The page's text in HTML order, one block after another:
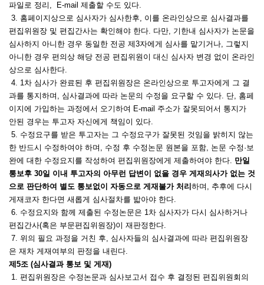
파일로 정리, E-mail 제출할 수도 있다.
3. 홈페이지상으로 심사자가 심사한후, 이를 온라인상으로 심사결과를
편집위원장 및 편집간사는 확인해야 한다. 다만, 기한내 심사자가 논문을
심사하지 아니한 경우 동일한 전공 제3자에게 심사를 맡기거나, 그렇지
아니한 경우 편의상 해당 전공 편집위원이 대신 심사자 변경 없이 온라인
상으로 심사한다.
4. 1차 심사가 완료된 후 편집위원장은 온라인상으로 투고자에게 그 결
과를 통지하며, 심사결과에 따라 논문의 수정을 요구할 수 있다. 단, 홈페
이지에 가입하는 과정에서 오기하여 E-mail 주소가 잘못되어서 통지가
안된 경우는 투고자 자신에게 책임이 있다.
5. 수정요구를 받은 투고자는 그 수정요구가 잘못된 것임을 밝히지 않는
한 반드시 수정하여야 하며, 수정 후 수정논문 원본을 포함, 논문 수정·보
완에 대한 수정요지를 작성하여 편집위원장에게 제출하여야 한다. 만일
통보후 30일 이내 투고자의 아무런 답변이 없을 경우 게재의사가 없는 것
으로 판단하여 별도 통보없이 자동으로 게재불가 처리 하며, 추후에 다시
게재코자 한다면 새롭게 심사절차를 밟아야 한다.
6. 수정요지와 함께 제출된 수정논문은 1차 심사자가 다시 심사하거나
편집간사(혹은 부문편집위원장)이 재판정한다.
7. 위의 필요 과정을 거친 후, 심사자들의 심사결과에 따라 편집위원장
은 재차 게재여부의 판정을 내린다.
제5조 (심사결과 통보 및 게재)
1. 편집위원장은 수정논문과 심사보고서 접수 후 결정된 편집위원회의